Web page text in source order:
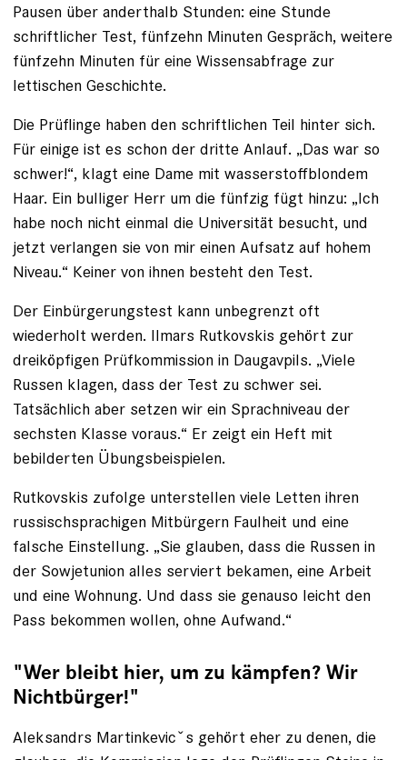
Pausen über anderthalb Stunden: eine Stunde
schriftlicher Test, fünfzehn Minuten Gespräch, weitere
fünfzehn Minuten für eine Wissensabfrage zur
lettischen Geschichte.
Die Prüflinge haben den schriftlichen Teil hinter sich.
Für ­einige ist es schon der dritte Anlauf. „Das war so
schwer!“, klagt eine Dame mit wasserstoffblondem
Haar. Ein bulliger Herr um die fünfzig fügt hinzu: „Ich
habe noch nicht einmal die Universität besucht, und
jetzt verlangen sie von mir einen Aufsatz auf hohem
Niveau.“ Keiner von ihnen besteht den Test.
Der Einbürgerungstest kann unbegrenzt oft
wiederholt werden. Ilmars Rutkovskis gehört zur
dreiköpfigen Prüfkommission in Daugavpils. „Viele
Russen klagen, dass der Test zu schwer sei.
Tatsächlich aber setzen wir ein Sprachniveau der
sechsten Klasse voraus.“ Er zeigt ein Heft mit
bebilderten Übungsbeispielen.
Rutkovskis zufolge unterstellen viele Letten ihren
russischsprachigen Mitbürgern Faulheit und eine
falsche Einstellung. „Sie glauben, dass die Russen in
der Sowjetunion alles serviert bekamen, eine Arbeit
und eine Wohnung. Und dass sie genauso leicht den
Pass bekommen wollen, ohne Aufwand.“
"Wer bleibt hier, um zu kämpfen? Wir
Nichtbürger!"
Aleksandrs Martinkevicˇs gehört eher zu denen, die